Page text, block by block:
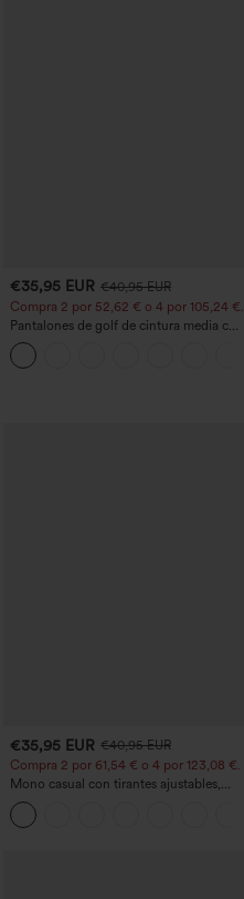
€35,95 EUR €40,95 EUR
Compra 2 por 52,62 € o 4 por 105,24 €.
Pantalones de golf de cintura media con
cordón, dobladillo curvo, secado rápido,
de corte cónico y con bolsillos - UPF40+
€35,95 EUR €40,95 EUR
Compra 2 por 61,54 € o 4 por 123,08 €.
Mono casual con tirantes ajustables,
fruncidos, pierna ancha, tejido jaspeado
y bolsillos - Easy Peezy